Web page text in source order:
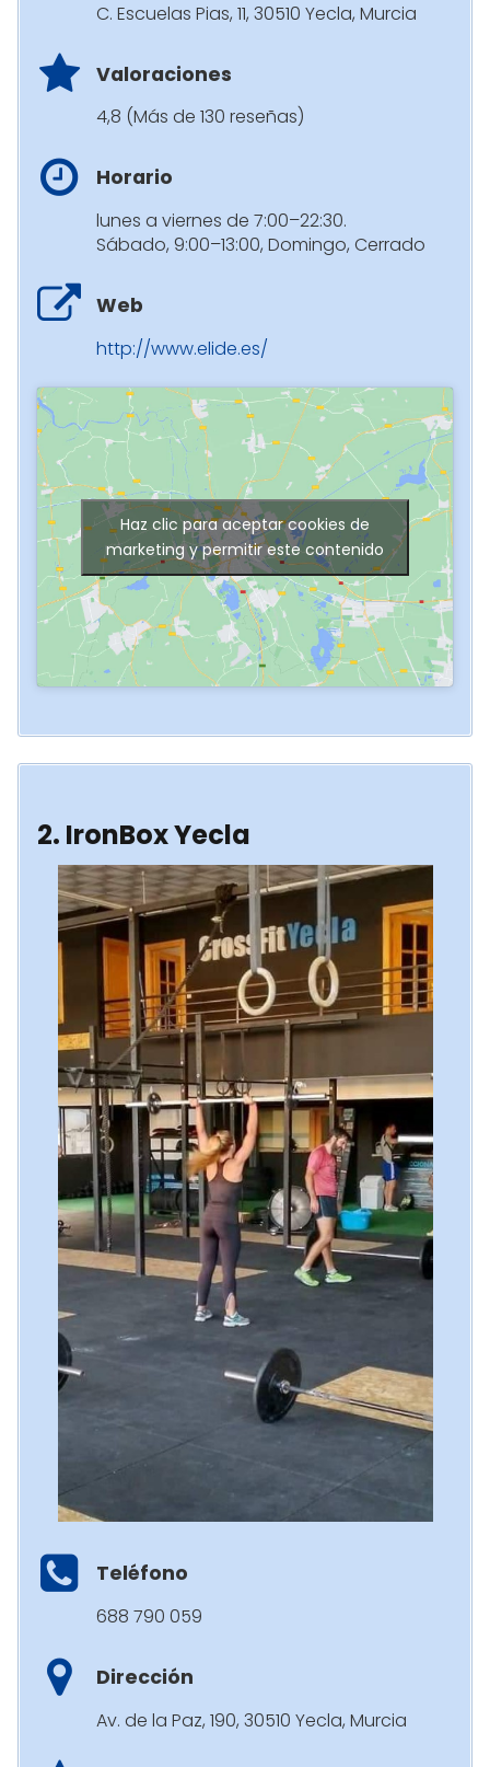
C. Escuelas Pias, 11, 30510 Yecla, Murcia
Valoraciones
4,8 (Más de 130 reseñas)
Horario
lunes a viernes de 7:00–22:30.
Sábado, 9:00–13:00, Domingo, Cerrado
Web
http://www.elide.es/
Haz clic para aceptar cookies de
marketing y permitir este contenido
2. IronBox Yecla
Teléfono
688 790 059
Dirección
Av. de la Paz, 190, 30510 Yecla, Murcia